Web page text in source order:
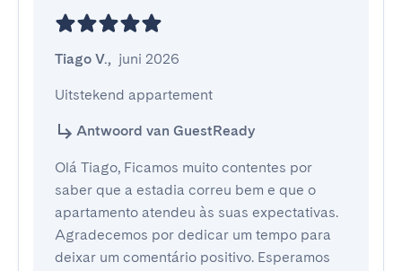
Tiago V., juni 2026
Uitstekend appartement
Antwoord van GuestReady
Olá Tiago, Ficamos muito contentes por
saber que a estadia correu bem e que o
apartamento atendeu às suas expectativas.
Agradecemos por dedicar um tempo para
deixar um comentário positivo. Esperamos